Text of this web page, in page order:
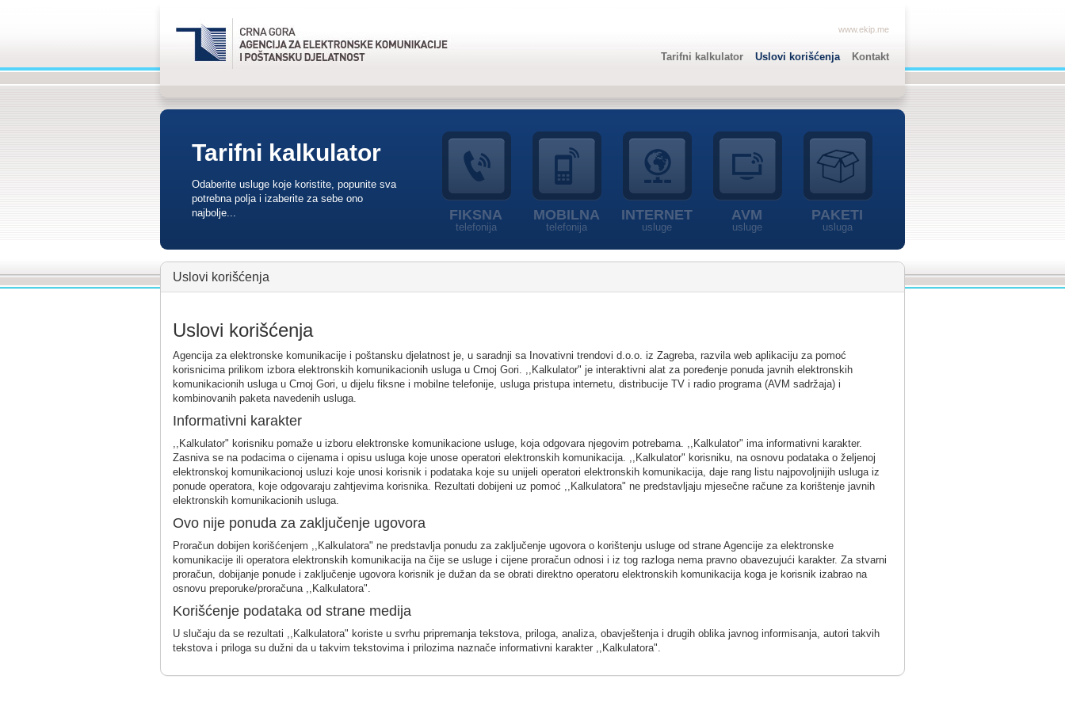
www.ekip.me
Tarifni kalkulator Uslovi korišćenja Kontakt
Tarifni kalkulator
Odaberite usluge koje koristite, popunite sva
potrebna polja i izaberite za sebe ono
najbolje...
FIKSNA
telefonija
MOBILNA
telefonija
INTERNET
usluge
AVM
usluge
PAKETI
usluga
Uslovi korišćenja
Uslovi korišćenja
Agencija za elektronske komunikacije i poštansku djelatnost je, u saradnji sa Inovativni trendovi d.o.o. iz Zagreba, razvila web aplikaciju za pomoć
korisnicima prilikom izbora elektronskih komunikacionih usluga u Crnoj Gori. ,,Kalkulator" je interaktivni alat za poređenje ponuda javnih elektronskih
komunikacionih usluga u Crnoj Gori, u dijelu fiksne i mobilne telefonije, usluga pristupa internetu, distribucije TV i radio programa (AVM sadržaja) i
kombinovanih paketa navedenih usluga.
Informativni karakter
,,Kalkulator" korisniku pomaže u izboru elektronske komunikacione usluge, koja odgovara njegovim potrebama. ,,Kalkulator" ima informativni karakter.
Zasniva se na podacima o cijenama i opisu usluga koje unose operatori elektronskih komunikacija. ,,Kalkulator" korisniku, na osnovu podataka o željenoj
elektronskoj komunikacionoj usluzi koje unosi korisnik i podataka koje su unijeli operatori elektronskih komunikacija, daje rang listu najpovoljnijih usluga iz
ponude operatora, koje odgovaraju zahtjevima korisnika. Rezultati dobijeni uz pomoć ,,Kalkulatora" ne predstavljaju mjesečne račune za korištenje javnih
elektronskih komunikacionih usluga.
Ovo nije ponuda za zaključenje ugovora
Proračun dobijen korišćenjem ,,Kalkulatora" ne predstavlja ponudu za zaključenje ugovora o korištenju usluge od strane Agencije za elektronske
komunikacije ili operatora elektronskih komunikacija na čije se usluge i cijene proračun odnosi i iz tog razloga nema pravno obavezujući karakter. Za stvarni
proračun, dobijanje ponude i zaključenje ugovora korisnik je dužan da se obrati direktno operatoru elektronskih komunikacija koga je korisnik izabrao na
osnovu preporuke/proračuna ,,Kalkulatora".
Korišćenje podataka od strane medija
U slučaju da se rezultati ,,Kalkulatora" koriste u svrhu pripremanja tekstova, priloga, analiza, obavještenja i drugih oblika javnog informisanja, autori takvih
tekstova i priloga su dužni da u takvim tekstovima i prilozima naznače informativni karakter ,,Kalkulatora".